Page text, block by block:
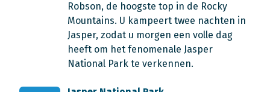
Robson, de hoogste top in de Rocky
Mountains. U kampeert twee nachten in
Jasper, zodat u morgen een volle dag
heeft om het fenomenale Jasper
National Park te verkennen.